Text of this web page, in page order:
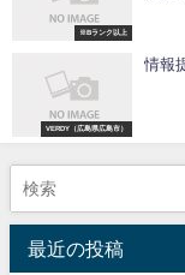
※Bランク以上
VERDY（広島県広島市）
情報
最近の投稿